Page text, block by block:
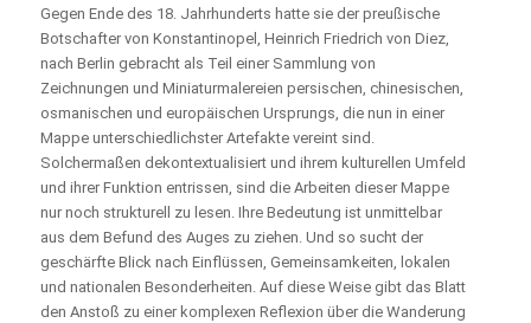
Gegen Ende des 18. Jahrhunderts hatte sie der preußische
Botschafter von Konstantinopel, Heinrich Friedrich von Diez,
nach Berlin gebracht als Teil einer Sammlung von
Zeichnungen und Miniaturmalereien persischen, chinesischen,
osmanischen und europäischen Ursprungs, die nun in einer
Mappe unterschiedlichster Artefakte vereint sind.
Solchermaßen dekontextualisiert und ihrem kulturellen Umfeld
und ihrer Funktion entrissen, sind die Arbeiten dieser Mappe
nur noch strukturell zu lesen. Ihre Bedeutung ist unmittelbar
aus dem Befund des Auges zu ziehen. Und so sucht der
geschärfte Blick nach Einflüssen, Gemeinsamkeiten, lokalen
und nationalen Besonderheiten. Auf diese Weise gibt das Blatt
den Anstoß zu einer komplexen Reflexion über die Wanderung